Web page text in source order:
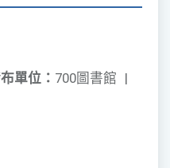
單位： 700圖書館 |